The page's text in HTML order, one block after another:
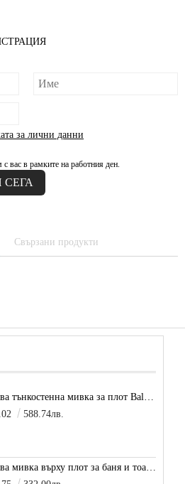
за лични данни
вас в рамките на работния ден.
Свързани продукти
Кафява тънкостенна мивка за плот Balance, цвят - карамел
588.74лв.
Кафява мивка върху плот за баня и тоалетна Decente, цвят - карамел